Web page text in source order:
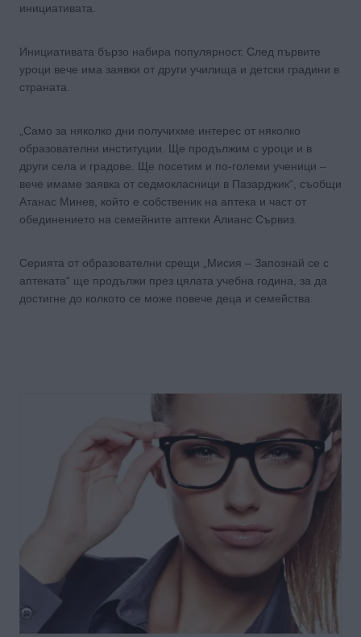
инициативата.
Инициативата бързо набира популярност. След първите
уроци вече има заявки от други училища и детски градини в
страната.
„Само за няколко дни получихме интерес от няколко
образователни институции. Ще продължим с уроци и в
други села и градове. Ще посетим и по-големи ученици –
вече имаме заявка от седмокласници в Пазарджик“, съобщи
Атанас Минев, който е собственик на аптека и част от
обединението на семейните аптеки Алианс Сървиз.
Серията от образователни срещи „Мисия – Запознай се с
аптеката“ ще продължи през цялата учебна година, за да
достигне до колкото се може повече деца и семейства.